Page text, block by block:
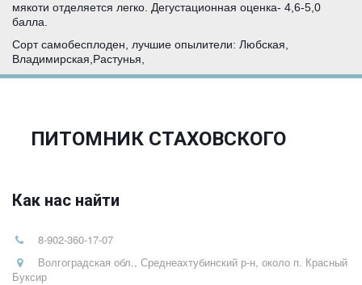
мякоти отделяется легко. Дегустационная оценка- 4,6-5,0
балла.
Сорт самобесплоден, лучшие опылители: Любская,
Владимирская,Растунья,
ПИТОМНИК СТАХОВСКОГО
Как нас найти
8-902-360-17-07
Волгоградская обл., Среднеахтубинский р-н, около п. Красный
Буксир